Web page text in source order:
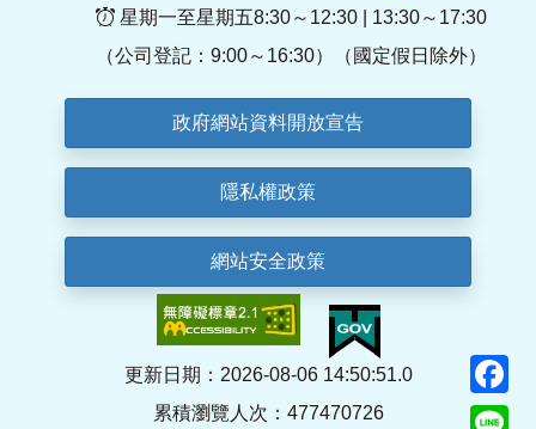
星期一至星期五8:30～12:30 | 13:30～17:30
（公司登記：9:00～16:30）（國定假日除外）
政府網站資料開放宣告
隱私權政策
網站安全政策
更新日期：2026-08-06 14:50:51.0
累積瀏覽人次：477470726